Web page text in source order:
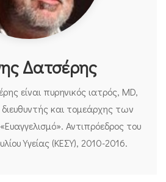
Δατσέρης
είναι πυρηνικός ιατρός, MD,
διευθυντής και τομεάρχης των
Αντιπρόεδρος του
Υγείας (ΚΕΣΥ), 2010-2016.